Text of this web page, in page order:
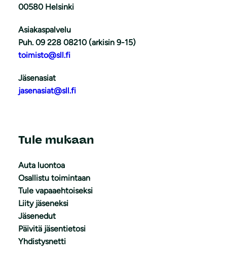
00580 Helsinki
Asiakaspalvelu
Puh. 09 228 08210 (arkisin 9-15)
toimisto@sll.fi
Jäsenasiat
jasenasiat@sll.fi
Tule mukaan
Auta luontoa
Osallistu toimintaan
Tule vapaaehtoiseksi
Liity jäseneksi
Jäsenedut
Päivitä jäsentietosi
Yhdistysnetti